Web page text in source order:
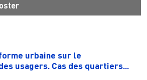
urbaine sur le
usagers. Cas des quartiers...